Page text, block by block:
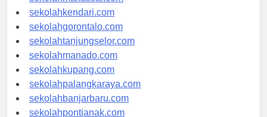
sekolahmakassar.com
sekolahkendari.com
sekolahgorontalo.com
sekolahtanjungselor.com
sekolahmanado.com
sekolahkupang.com
sekolahpalangkaraya.com
sekolahbanjarbaru.com